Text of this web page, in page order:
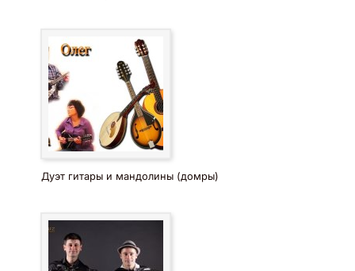
Дуэт гитары и мандолины (домры)